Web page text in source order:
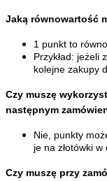
Jaką równowartość
1 punkt to
Przykład: jeżeli
kolejne zakupy
Czy muszę
następnym
Nie, punkty
je na złotówki
Czy muszę przy